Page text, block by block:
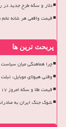
دلار و سکه طرح جدید در
قیمت واقعی هر شانه تخم
پربحث ترین ها
چرا هماهنگی میان
وقتی هیولای موبایل،
قیمت طلا و سکه امروز ۱۷ مردادماه ۱۴۰۵
شوک جنگ ایران به